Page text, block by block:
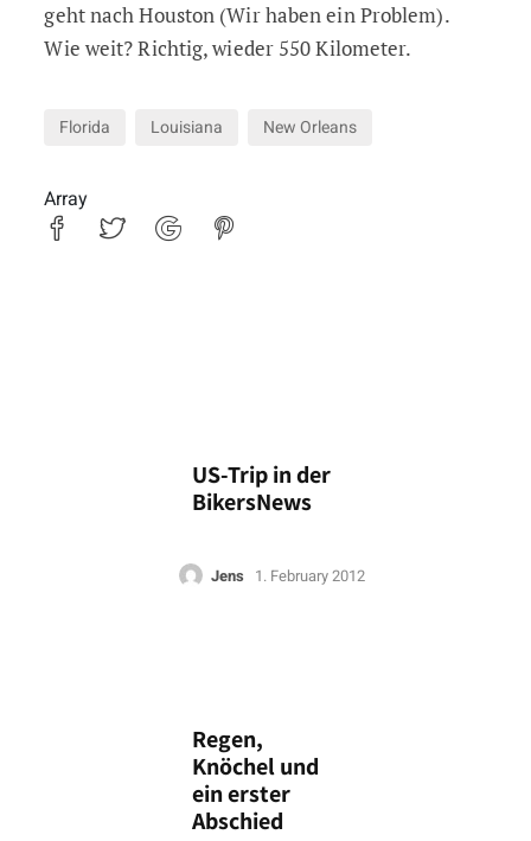
geht nach Houston (Wir haben ein Problem).
Wie weit? Richtig, wieder 550 Kilometer.
Florida Louisiana New Orleans
Array
US-Trip in der
BikersNews
Jens 1. February 2012
Regen,
Knöchel und
ein erster
Abschied